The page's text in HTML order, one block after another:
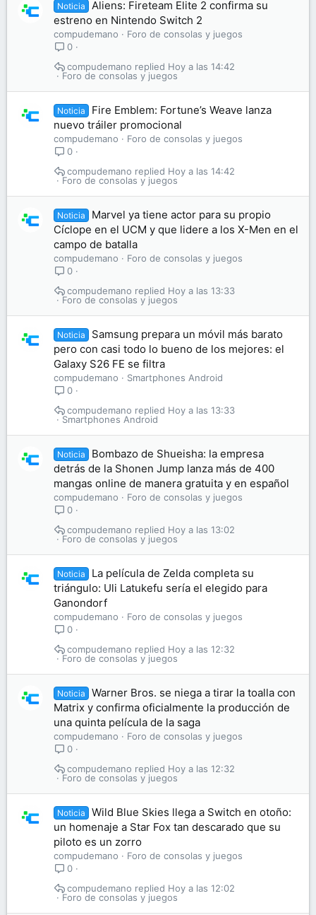
Noticia
Aliens: Fireteam Elite 2 confirma su
estreno en Nintendo Switch 2
compudemano
Foro de consolas y juegos
0
Foro de consolas y juegos
Hoy a las 14:42
compudemano
Noticia
Fire Emblem: Fortune’s Weave lanza
nuevo tráiler promocional
compudemano
Foro de consolas y juegos
0
Foro de consolas y juegos
Hoy a las 14:42
compudemano
Noticia
Marvel ya tiene actor para su propio
Cíclope en el UCM y que lidere a los X-Men en el
campo de batalla
compudemano
Foro de consolas y juegos
0
Foro de consolas y juegos
Hoy a las 13:33
compudemano
Noticia
Samsung prepara un móvil más barato
pero con casi todo lo bueno de los mejores: el
Galaxy S26 FE se filtra
compudemano
Smartphones Android
0
Smartphones Android
Hoy a las 13:33
compudemano
Noticia
Bombazo de Shueisha: la empresa
detrás de la Shonen Jump lanza más de 400
mangas online de manera gratuita y en español
compudemano
Foro de consolas y juegos
0
Foro de consolas y juegos
Hoy a las 13:02
compudemano
Noticia
La película de Zelda completa su
triángulo: Uli Latukefu sería el elegido para
Ganondorf
compudemano
Foro de consolas y juegos
0
Foro de consolas y juegos
Hoy a las 12:32
compudemano
Noticia
Warner Bros. se niega a tirar la toalla con
Matrix y confirma oficialmente la producción de
una quinta película de la saga
compudemano
Foro de consolas y juegos
0
Foro de consolas y juegos
Hoy a las 12:32
compudemano
Noticia
Wild Blue Skies llega a Switch en otoño:
un homenaje a Star Fox tan descarado que su
piloto es un zorro
compudemano
Foro de consolas y juegos
0
Foro de consolas y juegos
Hoy a las 12:02
compudemano